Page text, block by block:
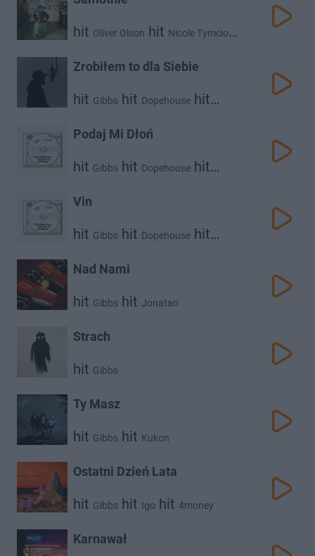
hit Oliver Olson hit Nicole Tymcio
Zrobiłem to dla Siebie
hit Gibbs hit Dopehouse hit
Podaj Mi Dłoń
hit Gibbs hit Dopehouse hit
Vin
hit Gibbs hit Dopehouse hit
Nad Nami
hit Gibbs hit Jonatan
Strach
hit Gibbs
Ty Masz
hit Gibbs hit Kukon
Ostatni Dzień Lata
hit Gibbs hit Igo hit 4money
Karnawał